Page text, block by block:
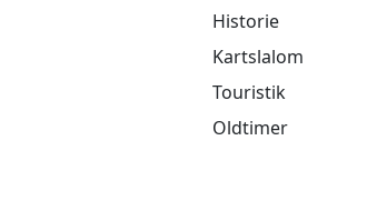
Historie
Kartslalom
Touristik
Oldtimer